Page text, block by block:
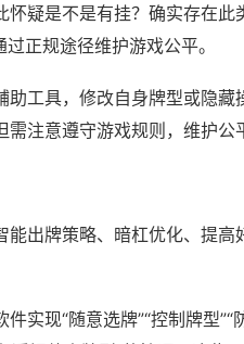
疑是不是有挂？确实存在此
正规途径维护游戏公平。
工具，修改自身牌型或隐藏
注意遵守游戏规则，维护公
出牌策略、暗杠优化、提高
实现“随意选牌”“控制牌型”“